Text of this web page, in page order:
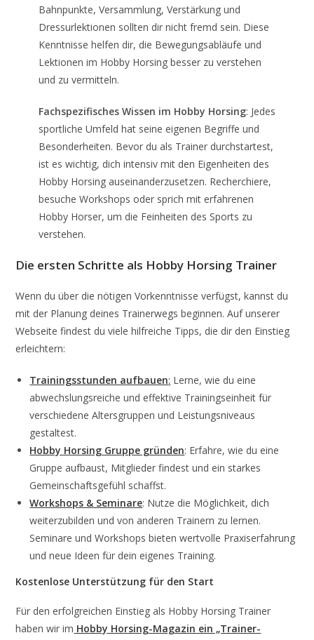
Bahnpunkte, Versammlung, Verstärkung und
Dressurlektionen sollten dir nicht fremd sein. Diese
Kenntnisse helfen dir, die Bewegungsabläufe und
Lektionen im Hobby Horsing besser zu verstehen
und zu vermitteln.
Fachspezifisches Wissen im Hobby Horsing: Jedes
sportliche Umfeld hat seine eigenen Begriffe und
Besonderheiten. Bevor du als Trainer durchstartest,
ist es wichtig, dich intensiv mit den Eigenheiten des
Hobby Horsing auseinanderzusetzen. Recherchiere,
besuche Workshops oder sprich mit erfahrenen
Hobby Horser, um die Feinheiten des Sports zu
verstehen.
Die ersten Schritte als Hobby Horsing Trainer
Wenn du über die nötigen Vorkenntnisse verfügst, kannst du
mit der Planung deines Trainerwegs beginnen. Auf unserer
Webseite findest du viele hilfreiche Tipps, die dir den Einstieg
erleichtern:
Trainingsstunden aufbauen: Lerne, wie du eine
abwechslungsreiche und effektive Trainingseinheit für
verschiedene Altersgruppen und Leistungsniveaus
gestaltest.
Hobby Horsing Gruppe gründen: Erfahre, wie du eine
Gruppe aufbaust, Mitglieder findest und ein starkes
Gemeinschaftsgefühl schaffst.
Workshops & Seminare: Nutze die Möglichkeit, dich
weiterzubilden und von anderen Trainern zu lernen.
Seminare und Workshops bieten wertvolle Praxiserfahrung
und neue Ideen für dein eigenes Training.
Kostenlose Unterstützung für den Start
Für den erfolgreichen Einstieg als Hobby Horsing Trainer
haben wir im Hobby Horsing-Magazin ein „Trainer-